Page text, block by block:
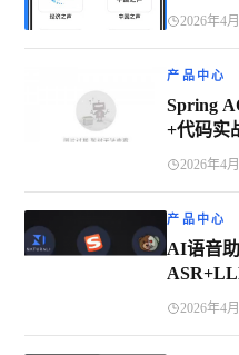
何驱动
2026年4
产品中心
Spring
+代码实
2026年4
产品中心
AI语音
（2026
2026年4